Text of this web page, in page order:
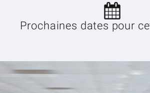
Prochaines dates pour